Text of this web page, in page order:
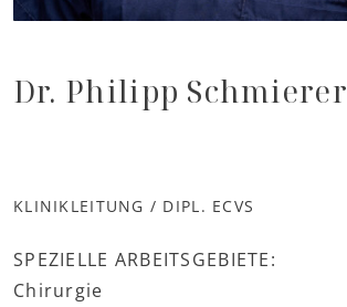
Dr. Philipp Schmierer
KLINIKLEITUNG / DIPL. ECVS
SPEZIELLE ARBEITSGEBIETE:
Chirurgie